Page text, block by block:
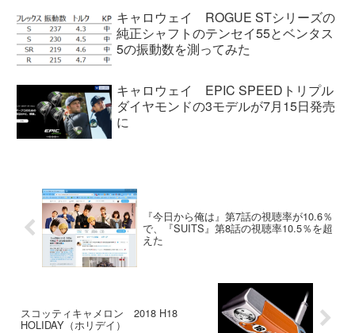
キャロウェイ ROGUE STシリーズの
純正シャフトのテンセイ55とベンタス
5の振動数を測ってみた
キャロウェイ EPIC SPEEDトリプル
ダイヤモンドの3モデルが7月15日発売
に
『今日から俺は』第7話の視聴率が10.6％
で、『SUITS』第8話の視聴率10.5％を超
えた
スコッティキャメロン 2018 H18
HOLIDAY（ホリデイ）